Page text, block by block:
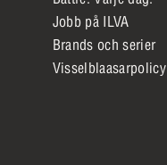
Jobb på ILVA
Brands och serier
Visselblaasarpolicy